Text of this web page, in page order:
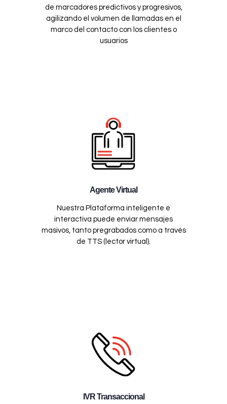
de marcadores predictivos y progresivos,
agilizando el volumen de llamadas en el
marco del contacto con los clientes o
usuarios
Agente Virtual
Nuestra Plataforma inteligente e
interactiva puede enviar mensajes
masivos, tanto pregrabados como a través
de TTS (lector virtual).
IVR Transaccional